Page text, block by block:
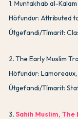
1. Muntakhab al-
Höfundur: Attributed
Útgefandi/Tímarit:
2. The Early Muslim
Höfundur: Lamoreaux,
Útgefandi/Tímarit:
3. Sahih Muslim,